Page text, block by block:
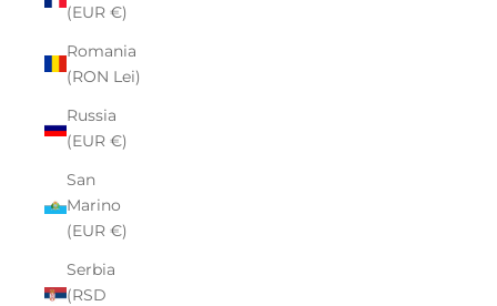
(EUR €)
Romania
(RON Lei)
Russia
(EUR €)
San
Marino
(EUR €)
Serbia
(RSD